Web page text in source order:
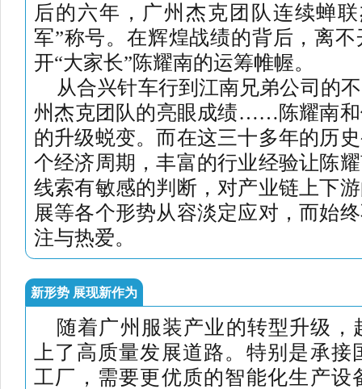
后的六年，广州杰克团队连续蝉
军”称号。在辉煌战绩的背后，离
开“大家长”陈耀南的运筹帷幄。
从合兴针车行到江南兄弟公司的
州杰克团队的亮眼成绩……陈耀南和
的升级蜕变。而在这三十多年的历
个经济周期，丰富的行业经验让陈
线索有敏感的判断，对产业链上下
展等各个形势从容淡定应对，而始
注与热爱。
新形势 展现新作为
随着广州服装产业的转型升级，
上了高质量发展道路。特别是承
工厂，需要更优质的智能化生产设